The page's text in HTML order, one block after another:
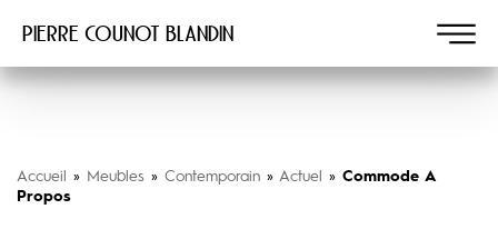
Pierre COUNOT BLANDIN
Accueil » Meubles » Contemporain » Actuel » Commode A
Propos